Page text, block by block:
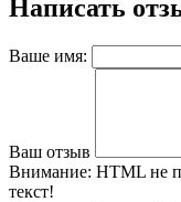
Написать
Ваше имя:
Ваш отзыв
Внимание: HTML не
текст!